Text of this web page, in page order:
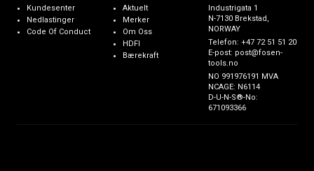
Kundesenter
Nedlastinger
Code Of Conduct
Aktuelt
Merker
Om Oss
HDFI
Bærekraft
Industrigata 1
N-7130 Brekstad,
NORWAY
Telefon:+47 72 51 51 20
E-post: post@fosen-
tools.no
NO 991976191 MVA
NCAGE: N6114
D-U-N-S®-No:
671093366